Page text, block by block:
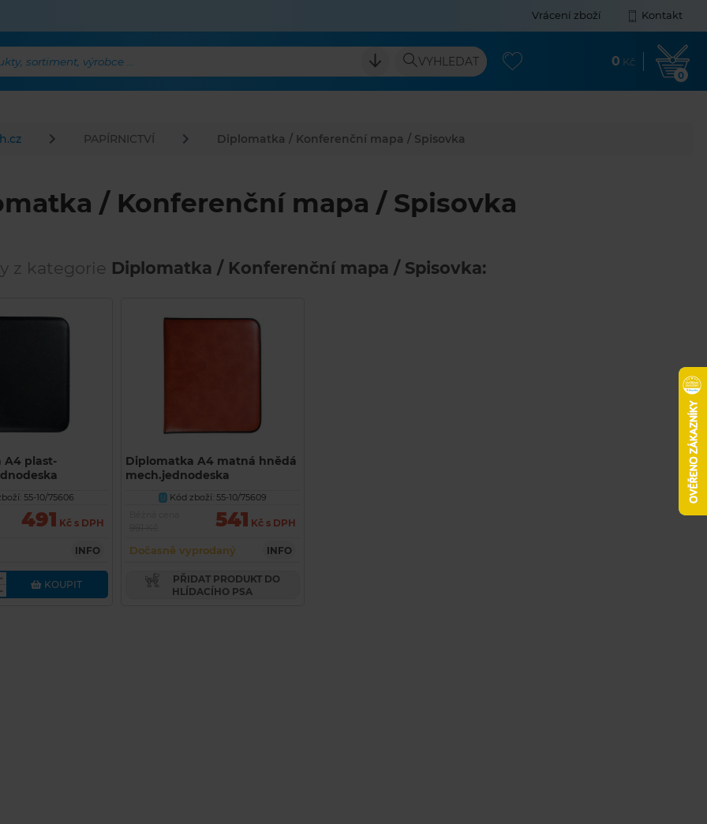
Vrácení zboží Kontakt
sortiment, výrobce ... VYHLEDAT 0 Kč
0
PAPÍRNICTVÍ Diplomatka / Konferenční mapa / Spisovka
/ Konferenční mapa / Spisovka
z kategorie Diplomatka / Konferenční mapa / Spisovka:
A4 plast-
55-10/75606
491 Kč s DPH
INFO
KOUPIT
Diplomatka A4 matná hnědá
mech.jednodeska
U Kód zboží: 55-10/75609
541 Kč s DPH
Dočasně vyprodaný INFO
HLÍDACÍHO PSA